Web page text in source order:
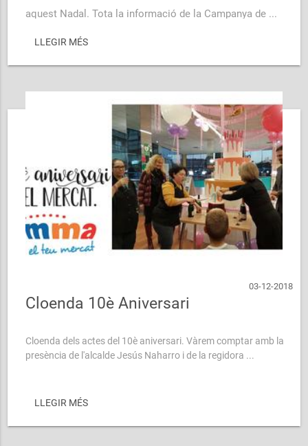
aquest Nadal. Tota la informació de la Campanya de ...
LLEGIR MÉS
03-12-2018
Cloenda 10è Aniversari
Cloenda dels actes del 10è aniversari. Vàrem comptar amb la
presència de l'alcalde Jesús Naharro i de la regidora ...
LLEGIR MÉS